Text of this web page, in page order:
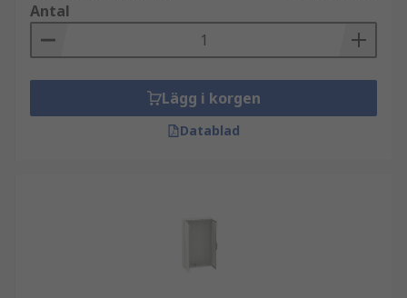
Antal
Lägg i korgen
Datablad